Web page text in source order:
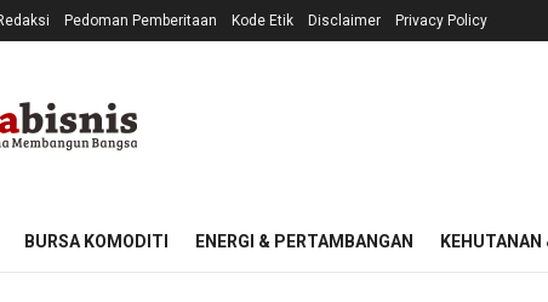
Pedoman Pemberitaan Kode Etik Disclaimer Privacy Policy
BURSA KOMODITI ENERGI & PERTAMBANGAN KEHUTANAN